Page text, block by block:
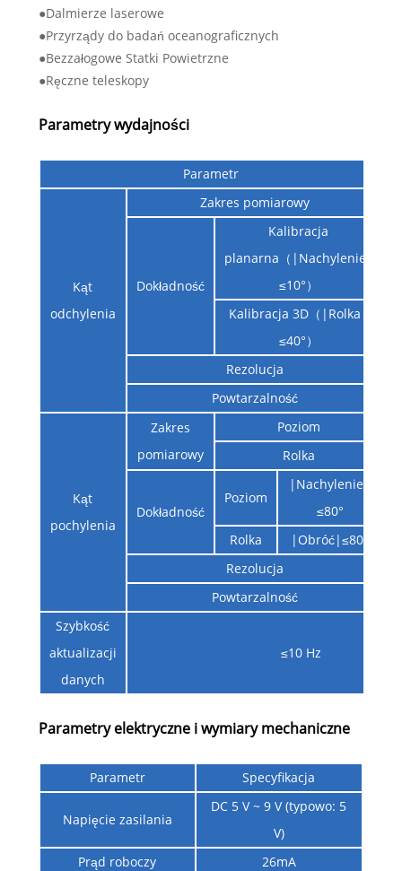
●Dalmierze laserowe
●Przyrządy do badań oceanograficznych
●Bezzałogowe Statki Powietrzne
●Ręczne teleskopy
Parametry wydajności
Parametr
Kąt
odchylenia
Zakres pomiarowy
Dokładność
Kalibracja
planarna（|Nachylenie|
≤10°）
Kalibracja 3D（|Rolka|
≤40°）
Rezolucja
Powtarzalność
Kąt
pochylenia
Zakres
pomiarowy
Poziom
Rolka
Dokładność
Poziom
|Nachylenie|
≤80°
Rolka |Obróć|≤80°
Rezolucja
Powtarzalność
Szybkość
aktualizacji
danych
≤10 Hz
Parametry elektryczne i wymiary mechaniczne
Parametr Specyfikacja
Napięcie zasilania
DC 5 V ~ 9 V (typowo: 5
V)
Prąd roboczy
26mA